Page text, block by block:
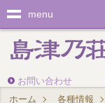
menu
お問い合わせ
ホーム
各種情報